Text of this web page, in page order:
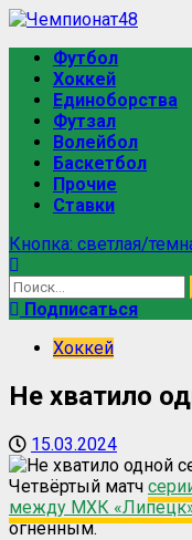
Футбол
Хоккей
Единоборства
Футзал
Волейбол
Баскетбол
Прочие
Ставки
Кнопка: светлая/
Подписаться
Хоккей
Не хватило
15.03.2024
Четвёртый матч
между МХК
огненным.